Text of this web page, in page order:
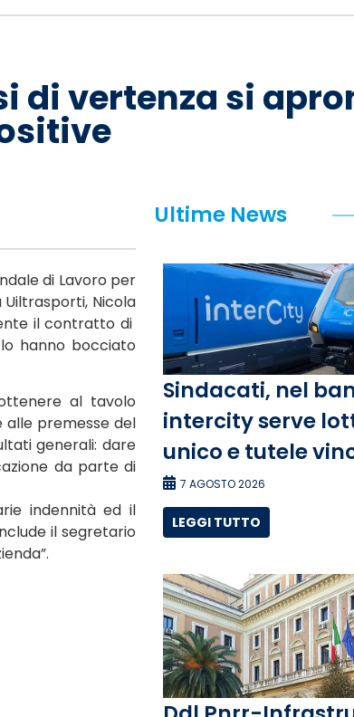
di vertenza si
di Lavoro per
Nicola
il contratto di
hanno bocciato
al tavolo
premesse del
generali: dare
da parte di
indennità ed il
il segretario
Ultime News
Sindacati, nel
intercity serve
unico e tutele
7 AGOSTO 2026
LEGGI TUTTO